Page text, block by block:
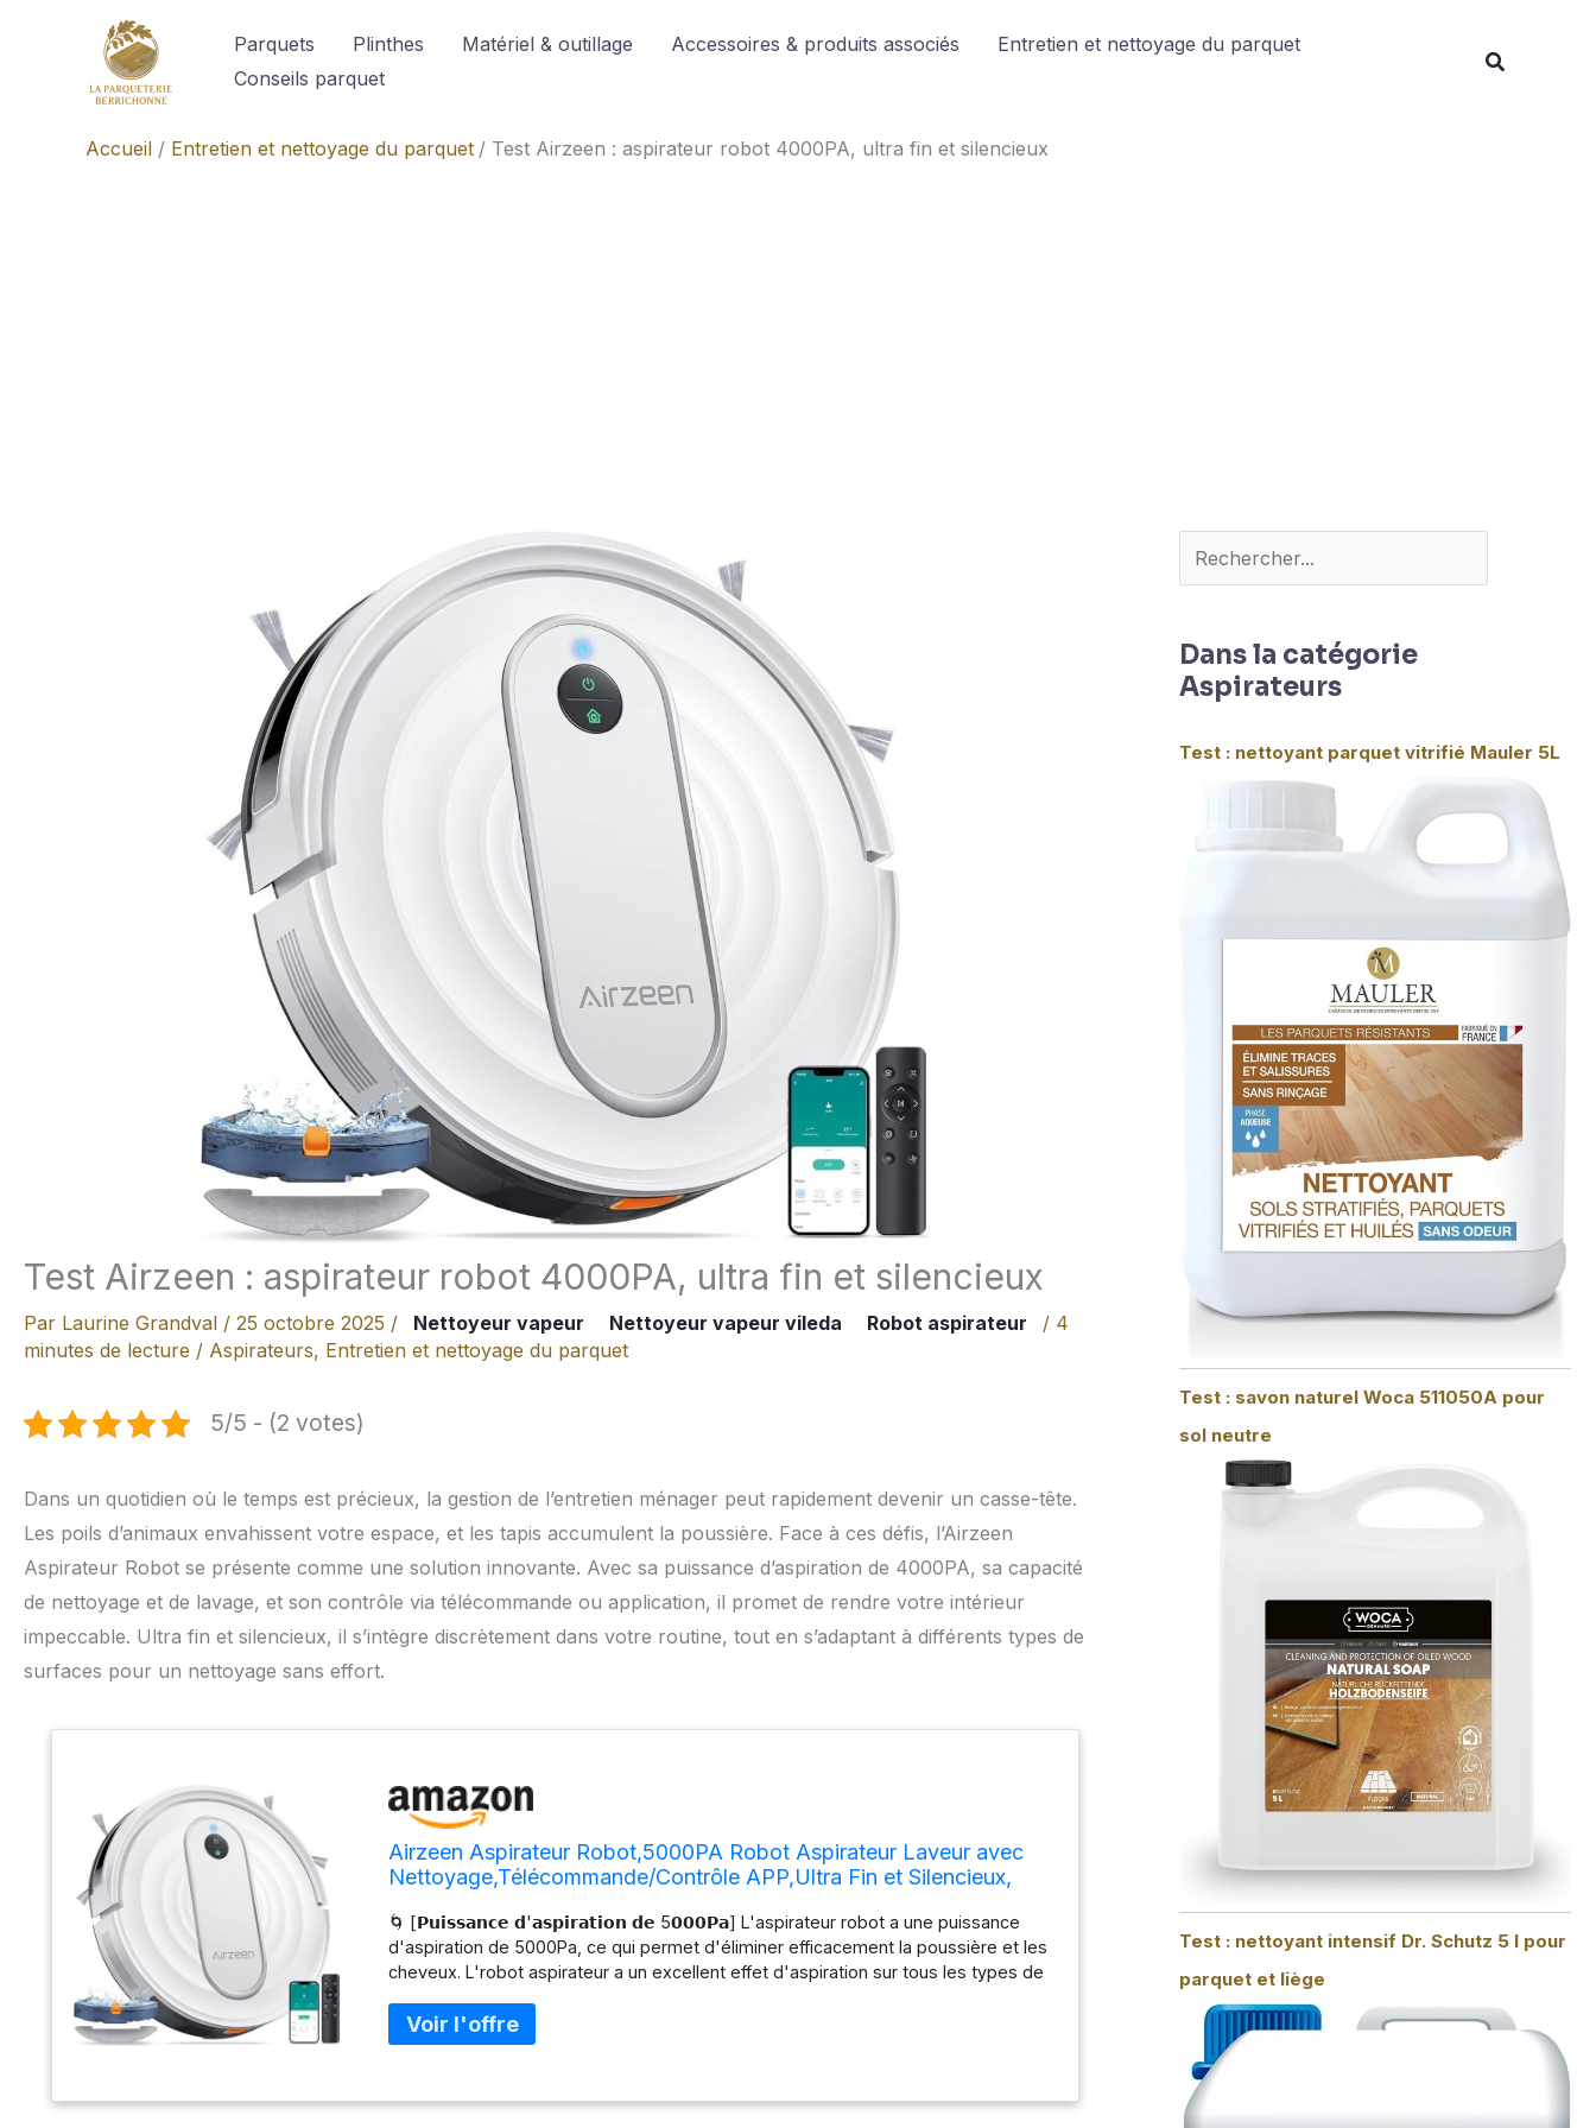
Parquets Plinthes Matériel & outillage Accessoires & produits associés
Entretien et nettoyage du parquet
Conseils parquet
Accueil Entretien et nettoyage du parquet Test Airzeen : aspirateur robot 4000PA, ultra fin et silencieux
Test Airzeen : aspirateur robot 4000PA, ultra fin et silencieux
Par Laurine Grandval / 25 octobre 2025 / Nettoyeur vapeur Nettoyeur vapeur vileda Robot aspirateur / 4
minutes de lecture / Aspirateurs, Entretien et nettoyage du parquet
5/5 - (2 votes)
Dans un quotidien où le temps est précieux, la gestion de l’entretien ménager peut rapidement devenir un casse-tête.
Les poils d’animaux envahissent votre espace, et les tapis accumulent la poussière. Face à ces défis, l’Airzeen
Aspirateur Robot se présente comme une solution innovante. Avec sa puissance d’aspiration de 4000PA, sa capacité
de nettoyage et de lavage, et son contrôle via télécommande ou application, il promet de rendre votre intérieur
impeccable. Ultra fin et silencieux, il s’intègre discrètement dans votre routine, tout en s’adaptant à différents types de
surfaces pour un nettoyage sans effort.
Airzeen Aspirateur Robot,5000PA Robot Aspirateur Laveur avec
Nettoyage,Télécommande/Contrôle APP,Ultra Fin et Silencieux,
🌀 [𝗣𝘂𝗶𝘀𝘀𝗮𝗻𝗰𝗲 𝗱'𝗮𝘀𝗽𝗶𝗿𝗮𝘁𝗶𝗼𝗻 𝗱𝗲 5𝟬𝟬𝟬𝗣𝗮] L'aspirateur robot a une puissance
d'aspiration de 5000Pa, ce qui permet d'éliminer efficacement la poussière et les
cheveux. L'robot aspirateur a un excellent effet d'aspiration sur tous les types de
[𝗙𝗼𝗻𝗰𝘁𝗶𝗼𝗻 𝗱𝗲 𝗻𝗲𝘁𝘁𝗼𝘆𝗮𝗴𝗲] L'aspirateur robot laveur est équipé d'un bac à
poussière avec réservoir d'eau 2 en 1. Il n'est pas nécessaire de changer le bac à
aspirateur peut aspirer et passer la serpillière sur le sol à nettoyer en même
Dans la catégorie
Aspirateurs
Test : nettoyant parquet vitrifié Mauler 5L
Test : savon naturel Woca 511050A pour
sol neutre
Test : nettoyant intensif Dr. Schutz 5 l pour
parquet et liège